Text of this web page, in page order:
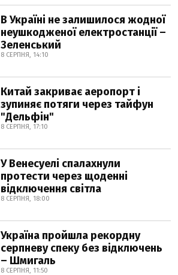
В Україні не залишилося жодної
неушкодженої електростанції –
Зеленський
8 СЕРПНЯ, 14:10
Китай закриває аеропорт і
зупиняє потяги через тайфун
"Дельфін"
8 СЕРПНЯ, 17:10
У Венесуелі спалахнули
протести через щоденні
відключення світла
8 СЕРПНЯ, 18:00
Україна пройшла рекордну
серпневу спеку без відключень
– Шмигаль
8 СЕРПНЯ, 11:50